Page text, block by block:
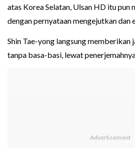
atas Korea Selatan, Ulsan HD itu pun
dengan pernyataan mengejutkan dan
Shin Tae-yong langsung memberikan
tanpa basa-basi, lewat